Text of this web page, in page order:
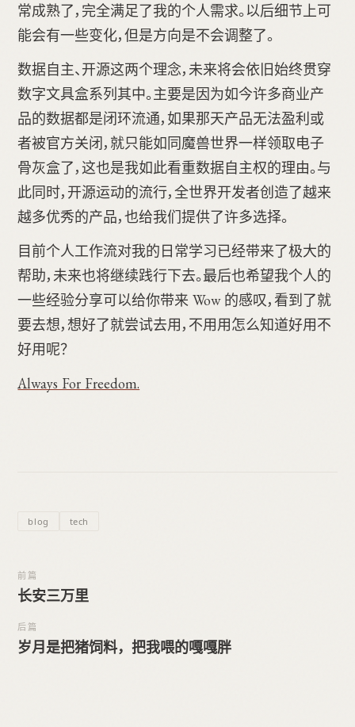
常成熟了，完全满足了我的个人需求。以后细节上可
能会有一些变化，但是方向是不会调整了。
数据自主、开源这两个理念，未来将会依旧始终贯穿
数字文具盒系列其中。主要是因为如今许多商业产
品的数据都是闭环流通，如果那天产品无法盈利或
者被官方关闭，就只能如同魔兽世界一样领取电子
骨灰盒了，这也是我如此看重数据自主权的理由。与
此同时，开源运动的流行，全世界开发者创造了越来
越多优秀的产品，也给我们提供了许多选择。
目前个人工作流对我的日常学习已经带来了极大的
帮助，未来也将继续践行下去。最后也希望我个人的
一些经验分享可以给你带来 Wow 的感叹，看到了就
要去想，想好了就尝试去用，不用用怎么知道好用不
好用呢？
Always For Freedom.
blog tech
前篇
长安三万里
后篇
岁月是把猪饲料，把我喂的嘎嘎胖